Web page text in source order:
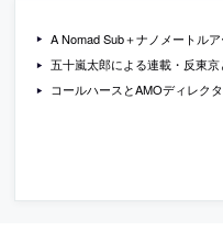
A Nomad Sub＋ナノメートルアーキテクチャーによ
五十嵐太郎による連載・反東京としての地方建築
コールハースとAMOディレクターのサミール・バンタルらによる、グッゲンハイム美術館で